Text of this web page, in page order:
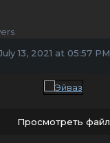
13, 2021 at 05:57 PM
Просмотреть файл